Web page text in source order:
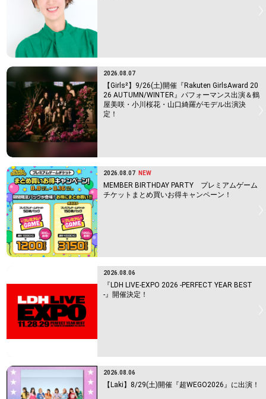
2026.08.07
【Girls²】9/26(土)開催『Rakuten GirlsAward 20
26 AUTUMN/WINTER』パフォーマンス出演＆鶴
屋美咲・小川桜花・山口綺羅がモデル出演決
定！
2026.08.07 NEW
MEMBER BIRTHDAY PARTY プレミアムゲーム
チケットまとめ買いお得キャンペーン！
2026.08.06
『LDH LIVE-EXPO 2026 -PERFECT YEAR BEST
-』開催決定！
2026.08.06
【Laki】8/29(土)開催『超WEGO2026』に出演！